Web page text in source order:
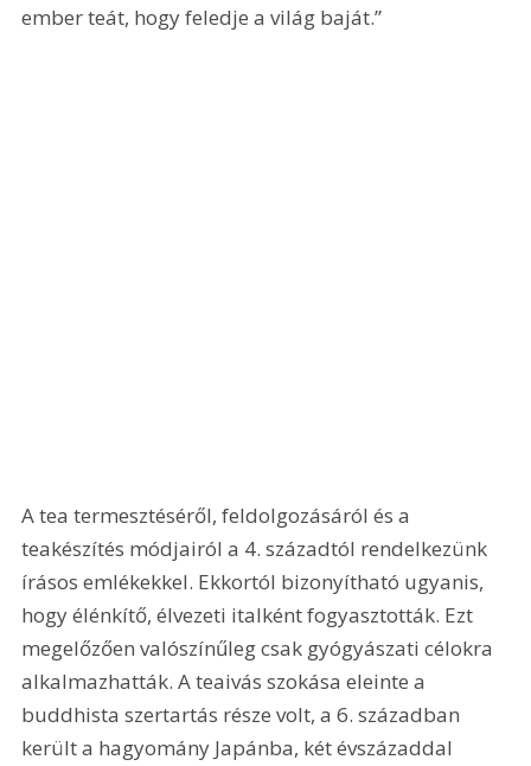
ember teát, hogy feledje a világ baját.”
A tea termesztéséről, feldolgozásáról és a
teakészítés módjairól a 4. századtól rendelkezünk
írásos emlékekkel. Ekkortól bizonyítható ugyanis,
hogy élénkítő, élvezeti italként fogyasztották. Ezt
megelőzően valószínűleg csak gyógyászati célokra
alkalmazhatták. A teaivás szokása eleinte a
buddhista szertartás része volt, a 6. században
került a hagyomány Japánba, két évszázaddal